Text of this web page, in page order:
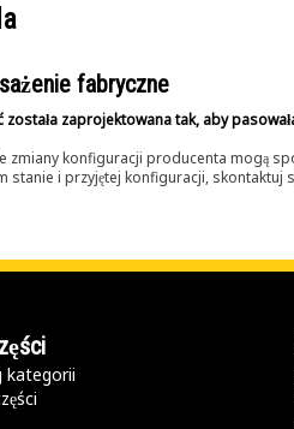
fabryczne
została zaprojektowana tak, aby
zmiany konfiguracji producenta mogą
stanie i przyjętej konfiguracji, skontaktuj
kategorii